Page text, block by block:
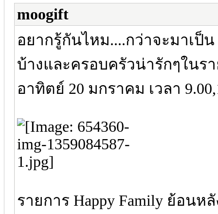
moogift
อยากรู้กันไหม....กว่าจะมาเ
บ้างและครอบครัวน่ารักๆในรา
อาทิตย์ 20 มกราคม เวลา
รายการ Happy Family ย้อนหลั